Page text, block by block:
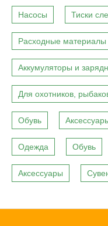
Насосы Тиски
Расходные материалы
Аккумуляторы и
Для охотников,
Обувь
Одежда Обувь
Аксессуары